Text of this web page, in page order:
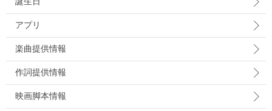
アプリ
楽曲提供情報
作詞提供情報
映画脚本情報